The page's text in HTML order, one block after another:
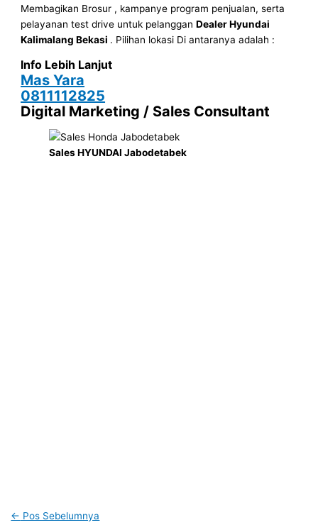
Membagikan Brosur , kampanye program penjualan, serta
pelayanan test drive untuk pelangganDealer Hyundai
Kalimalang Bekasi . Pilihan lokasi Di antaranya adalah :
Info Lebih Lanjut
Mas Yara
0811112825
Digital Marketing / Sales Consultant
Sales HYUNDAI Jabodetabek
← Pos Sebelumnya